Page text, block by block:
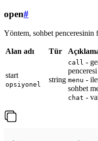
open#
Yöntem, sohbet penceresinin
Alan adı Tür
start
opsiyonel
string
call -
penceresi
menu -
sohbet
chat -